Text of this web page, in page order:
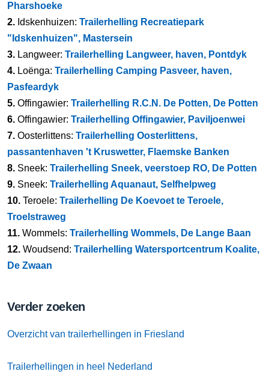
Pharshoeke
2. Idskenhuizen: Trailerhelling Recreatiepark
"Idskenhuizen", Mastersein
3. Langweer: Trailerhelling Langweer, haven, Pontdyk
4. Loënga: Trailerhelling Camping Pasveer, haven,
Pasfeardyk
5. Offingawier: Trailerhelling R.C.N. De Potten, De Potten
6. Offingawier: Trailerhelling Offingawier, Paviljoenwei
7. Oosterlittens: Trailerhelling Oosterlittens,
passantenhaven 't Kruswetter, Flaemske Banken
8. Sneek: Trailerhelling Sneek, veerstoep RO, De Potten
9. Sneek: Trailerhelling Aquanaut, Selfhelpweg
10. Teroele: Trailerhelling De Koevoet te Teroele,
Troelstraweg
11. Wommels: Trailerhelling Wommels, De Lange Baan
12. Woudsend: Trailerhelling Watersportcentrum Koalite,
De Zwaan
Verder zoeken
Overzicht van trailerhellingen in Friesland
Trailerhellingen in heel Nederland